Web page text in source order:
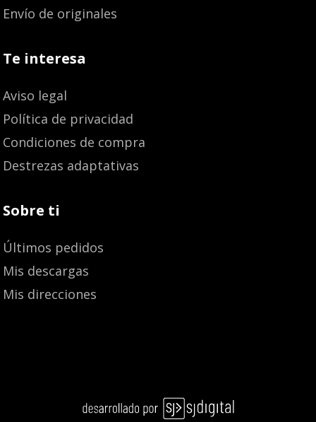
Envío de originales
Te interesa
Aviso legal
Política de privacidad
Condiciones de compra
Destrezas adaptativas
Sobre ti
Últimos pedidos
Mis descargas
Mis direcciones